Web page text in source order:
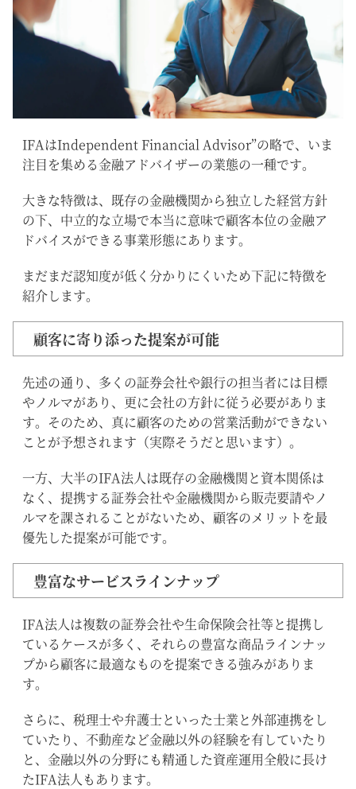
IFAはIndependent Financial Advisor”の略で、いま
注目を集める金融アドバイザーの業態の一種です。
大きな特徴は、既存の金融機関から独立した経営方針
の下、中立的な立場で本当に意味で顧客本位の金融ア
ドバイスができる事業形態にあります。
まだまだ認知度が低く分かりにくいため下記に特徴を
紹介します。
顧客に寄り添った提案が可能
先述の通り、多くの証券会社や銀行の担当者には目標
やノルマがあり、更に会社の方針に従う必要がありま
す。そのため、真に顧客のための営業活動ができない
ことが予想されます（実際そうだと思います）。
一方、大半のIFA法人は既存の金融機関と資本関係は
なく、提携する証券会社や金融機関から販売要請やノ
ルマを課されることがないため、顧客のメリットを最
優先した提案が可能です。
豊富なサービスラインナップ
IFA法人は複数の証券会社や生命保険会社等と提携し
ているケースが多く、それらの豊富な商品ラインナッ
プから顧客に最適なものを提案できる強みがありま
す。
さらに、税理士や弁護士といった士業と外部連携をし
ていたり、不動産など金融以外の経験を有していたり
と、金融以外の分野にも精通した資産運用全般に長け
たIFA法人もあります。